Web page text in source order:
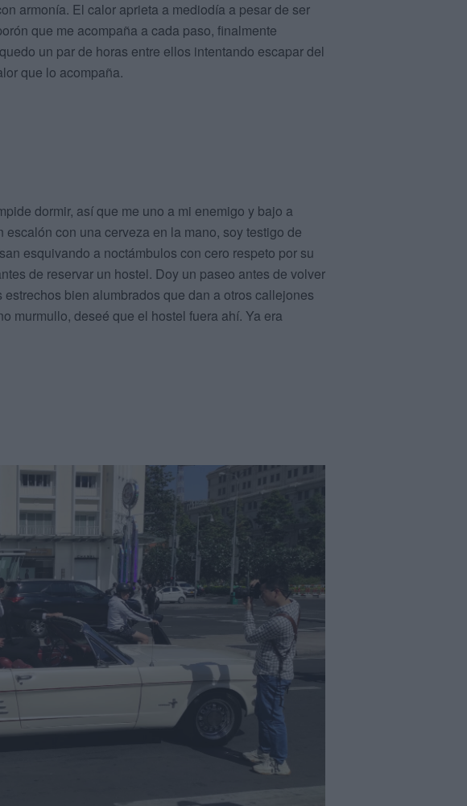
armonía. El calor aprieta a mediodía a pesar de ser
que me acompaña a cada paso, finalmente
un par de horas entre ellos intentando escapar del
que lo acompaña.
dormir, así que me uno a mi enemigo y bajo a
con una cerveza en la mano, soy testigo de
esquivando a noctámbulos con cero respeto por su
de reservar un hostel. Doy un paseo antes de volver
bien alumbrados que dan a otros callejones
murmullo, deseé que el hostel fuera ahí. Ya era